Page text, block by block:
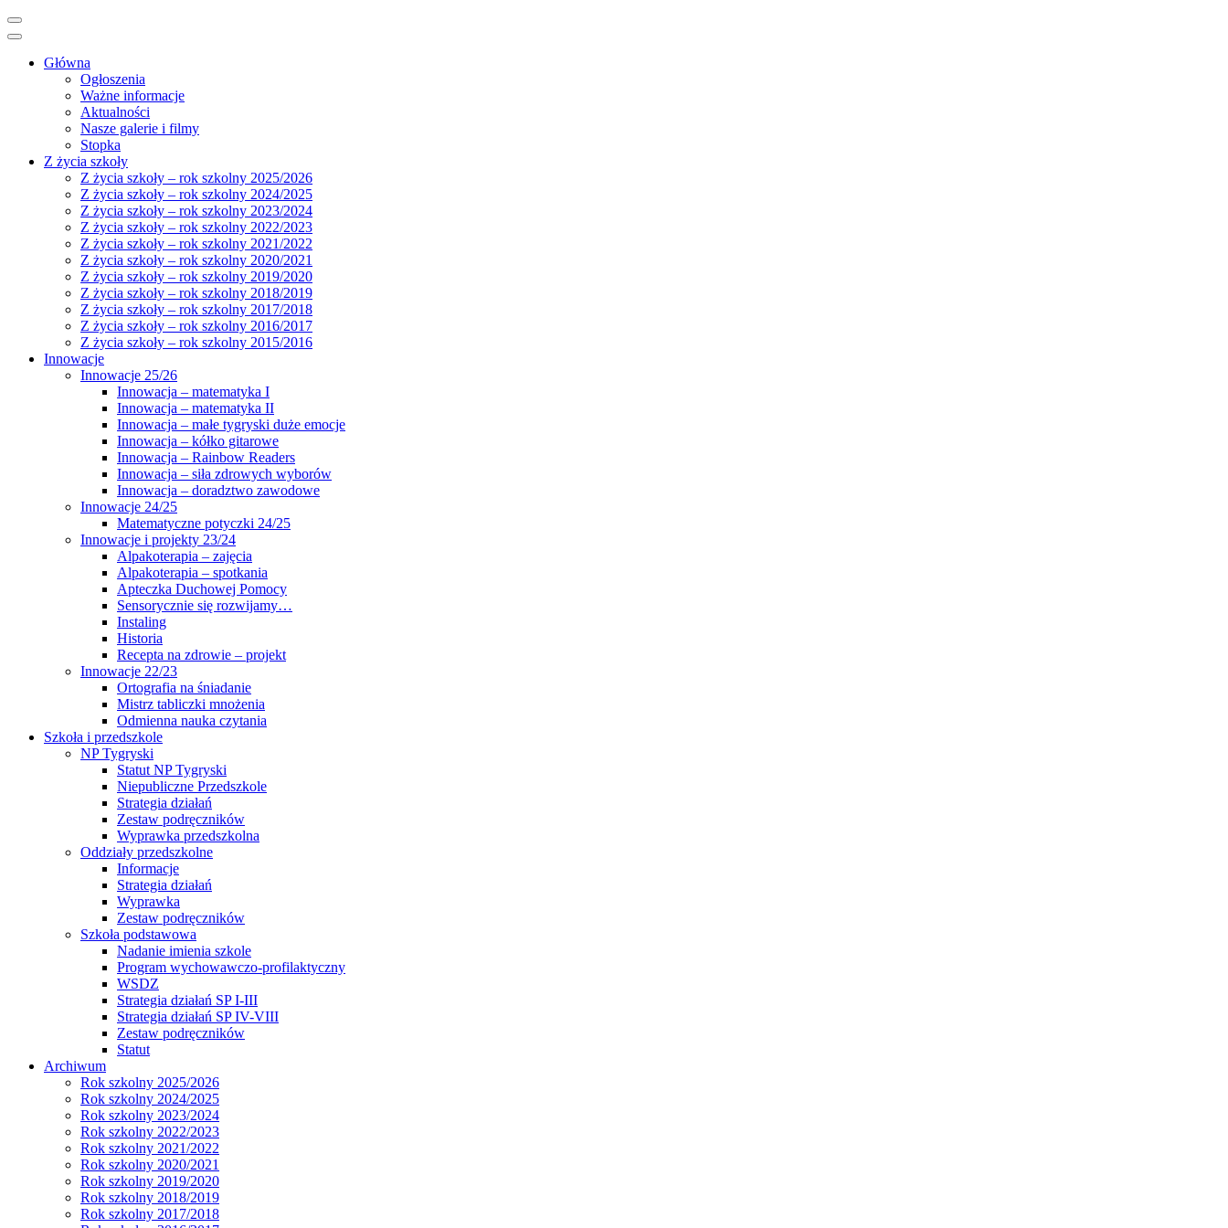
Główna
Ogłoszenia
Ważne informacje
Aktualności
Nasze galerie i filmy
Stopka
Z życia szkoły
Z życia szkoły – rok szkolny 2025/2026
Z życia szkoły – rok szkolny 2024/2025
Z życia szkoły – rok szkolny 2023/2024
Z życia szkoły – rok szkolny 2022/2023
Z życia szkoły – rok szkolny 2021/2022
Z życia szkoły – rok szkolny 2020/2021
Z życia szkoły – rok szkolny 2019/2020
Z życia szkoły – rok szkolny 2018/2019
Z życia szkoły – rok szkolny 2017/2018
Z życia szkoły – rok szkolny 2016/2017
Z życia szkoły – rok szkolny 2015/2016
Innowacje
Innowacje 25/26
Innowacja – matematyka I
Innowacja – matematyka II
Innowacja – małe tygryski duże emocje
Innowacja – kółko gitarowe
Innowacja – Rainbow Readers
Innowacja – siła zdrowych wyborów
Innowacja – doradztwo zawodowe
Innowacje 24/25
Matematyczne potyczki 24/25
Innowacje i projekty 23/24
Alpakoterapia – zajęcia
Alpakoterapia – spotkania
Apteczka Duchowej Pomocy
Sensorycznie się rozwijamy…
Instaling
Historia
Recepta na zdrowie – projekt
Innowacje 22/23
Ortografia na śniadanie
Mistrz tabliczki mnożenia
Odmienna nauka czytania
Szkoła i przedszkole
NP Tygryski
Statut NP Tygryski
Niepubliczne Przedszkole
Strategia działań
Zestaw podręczników
Wyprawka przedszkolna
Oddziały przedszkolne
Informacje
Strategia działań
Wyprawka
Zestaw podręczników
Szkoła podstawowa
Nadanie imienia szkole
Program wychowawczo-profilaktyczny
WSDZ
Strategia działań SP I-III
Strategia działań SP IV-VIII
Zestaw podręczników
Statut
Archiwum
Rok szkolny 2025/2026
Rok szkolny 2024/2025
Rok szkolny 2023/2024
Rok szkolny 2022/2023
Rok szkolny 2021/2022
Rok szkolny 2020/2021
Rok szkolny 2019/2020
Rok szkolny 2018/2019
Rok szkolny 2017/2018